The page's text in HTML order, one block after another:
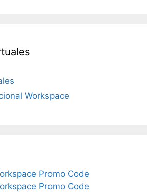
Workspace
Promo Code
Promo Code